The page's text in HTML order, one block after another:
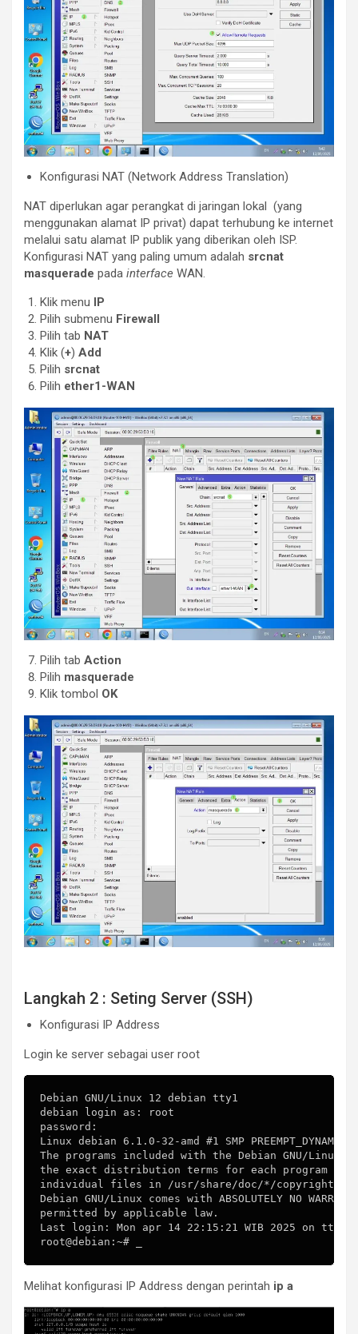
Konfigurasi NAT (Network Address Translation)
NAT diperlukan agar perangkat di jaringan lokal (yang
menggunakan alamat IP privat) dapat terhubung ke internet
melalui satu alamat IP publik yang diberikan oleh ISP.
Konfigurasi NAT yang paling umum adalah srcnat
masquerade pada interface WAN.
Klik menu IP
Pilih submenu Firewall
Pilih tab NAT
Klik (+) Add
Pilih srcnat
Pilih ether1-WAN
Pilih tab Action
Pilih masquerade
Klik tombol OK
Langkah 2 : Seting Server (SSH)
Konfigurasi IP Address
Login ke server sebagai user root
Debian GNU/Linux 12 debian tty1
debian login as: root
password:
Linux debian 6.1.0-32-amd #1 SMP
The programs included with the Debian GNU/Linux
the exact distribution terms for each program
individual files in /usr/share/doc/*/copyright.
Debian GNU/Linux comes with ABSOLUTELY NO
permitted by applicable law.
Last login: Mon apr 14 22:15:21 WIB 2025 on tty1
Melihat konfigurasi IP Address dengan perintah ip a